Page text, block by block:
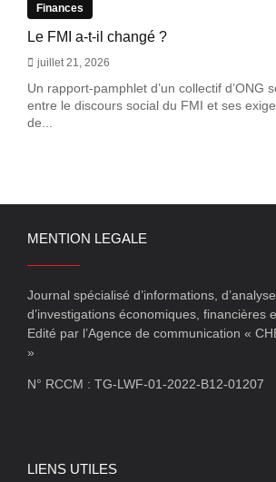
Finances
Le FMI a-t-il changé ?
juillet 21, 2026
Un rapport-pamphlet d’un collectif d’ONG
entre le discours social du FMI et ses
de...
MENTION LEGALE
Journal spécialisé d’informations,
d’investigations économiques, financières
Edité par l’Agence de communication «
»
N° RCCM : TG-LWF-01-2022-B12-01207
LIENS UTILES